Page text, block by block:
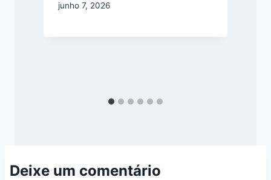
junho 7, 2026
Deixe um comentário